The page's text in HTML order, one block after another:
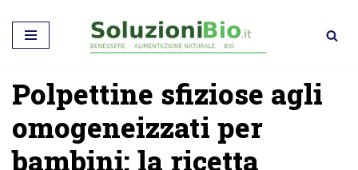
Vai
contenuto
Polpettine sfiziose agli
omogeneizzati per
bambini: la ricetta